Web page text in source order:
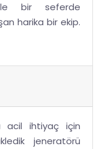
bir seferde
harika bir ekip.
acil ihtiyaç için
jeneratörü